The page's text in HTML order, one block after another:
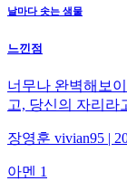
날마다 솟는 샘물
느낀점
너무나 완벽해보
고, 당신의 자리라
장영훈 vivian95 |
아멘 1